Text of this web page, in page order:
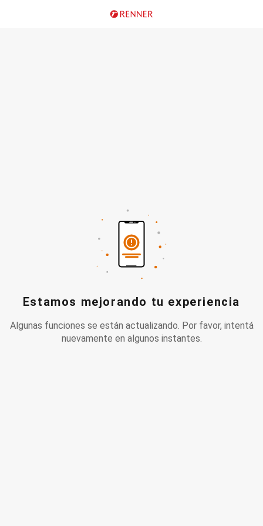
Estamos mejorando tu experiencia
Algunas funciones se están actualizando. Por favor, intentá
nuevamente en algunos instantes.